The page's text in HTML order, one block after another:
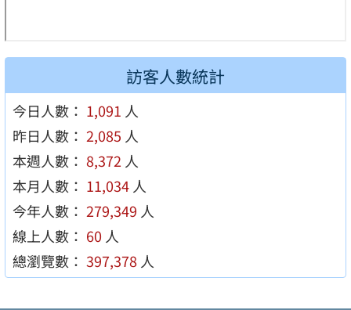
訪客人數統計
今日人數： 1,091 人
昨日人數： 2,085 人
本週人數： 8,372 人
本月人數： 11,034 人
今年人數： 279,349 人
線上人數： 60 人
總瀏覽數： 397,378 人